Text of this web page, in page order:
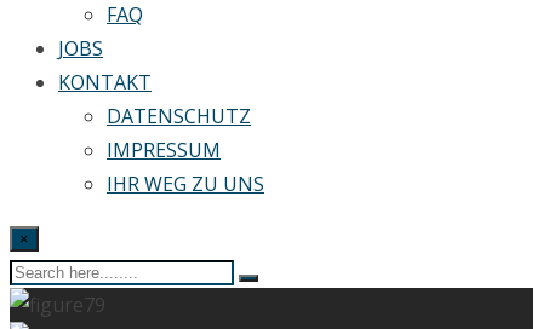
FAQ
JOBS
KONTAKT
DATENSCHUTZ
IMPRESSUM
IHR WEG ZU UNS
×